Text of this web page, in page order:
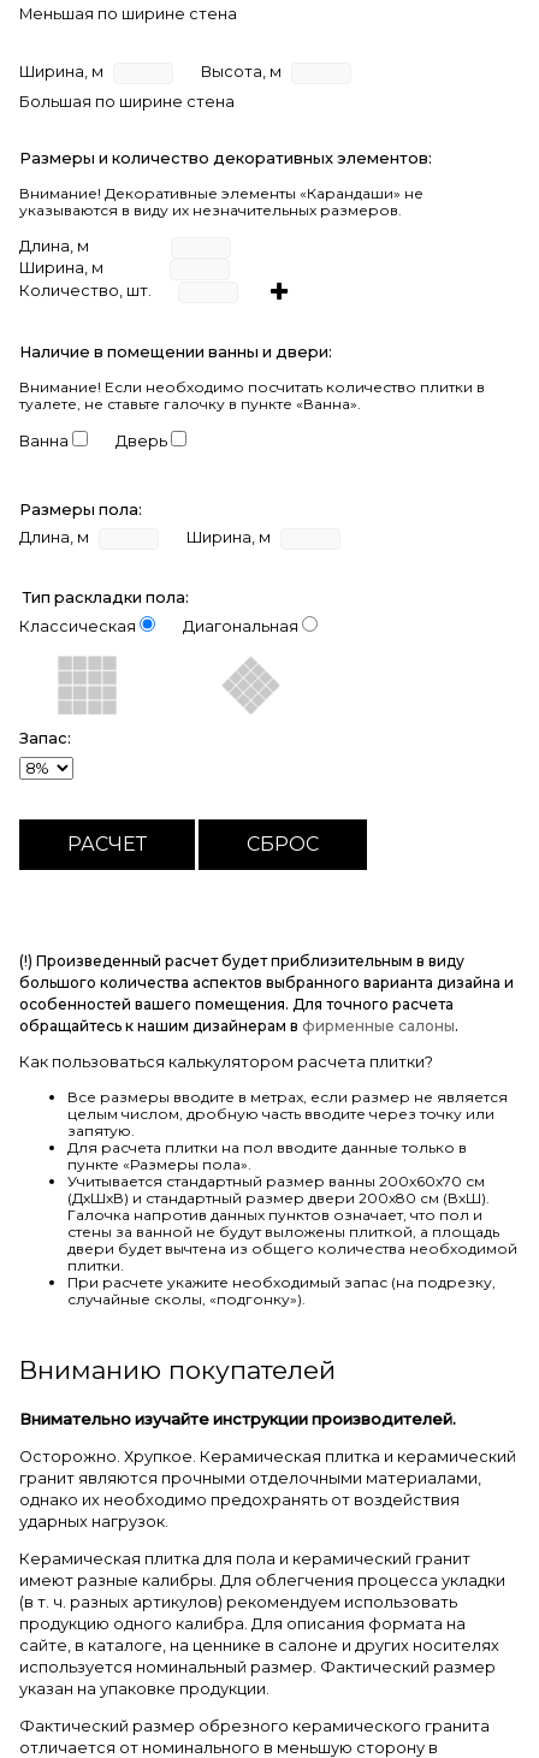
Меньшая по ширине стена
Ширина, м
Высота, м
Большая по ширине стена
Размеры и количество декоративных элементов:
Внимание! Декоративные элементы «Карандаши» не
указываются в виду их незначительных размеров.
Длина, м
Ширина, м
Количество, шт.
Наличие в помещении ванны и двери:
Внимание! Если необходимо посчитать количество плитки в
туалете, не ставьте галочку в пункте «Ванна».
Ванна Дверь
Размеры пола:
Длина, м
Ширина, м
Тип раскладки пола:
Классическая
Диагональная
Запас:
(!) Произведенный расчет будет приблизительным в виду
большого количества аспектов выбранного варианта дизайна и
особенностей вашего помещения. Для точного расчета
обращайтесь к нашим дизайнерам в фирменные салоны.
Как пользоваться калькулятором расчета плитки?
Все размеры вводите в метрах, если размер не является
целым числом, дробную часть вводите через точку или
запятую.
Для расчета плитки на пол вводите данные только в
пункте «Размеры пола».
Учитывается стандартный размер ванны 200х60х70 см
(ДхШхВ) и стандартный размер двери 200х80 см (ВхШ).
Галочка напротив данных пунктов означает, что пол и
стены за ванной не будут выложены плиткой, а площадь
двери будет вычтена из общего количества необходимой
плитки.
При расчете укажите необходимый запас (на подрезку,
случайные сколы, «подгонку»).
Вниманию покупателей
Внимательно изучайте инструкции производителей.
Осторожно. Хрупкое. Керамическая плитка и керамический
гранит являются прочными отделочными материалами,
однако их необходимо предохранять от воздействия
ударных нагрузок.
Керамическая плитка для пола и керамический гранит
имеют разные калибры. Для облегчения процесса укладки
(в т. ч. разных артикулов) рекомендуем использовать
продукцию одного калибра. Для описания формата на
сайте, в каталоге, на ценнике в салоне и других носителях
используется номинальный размер. Фактический размер
указан на упаковке продукции.
Фактический размер обрезного керамического гранита
отличается от номинального в меньшую сторону в